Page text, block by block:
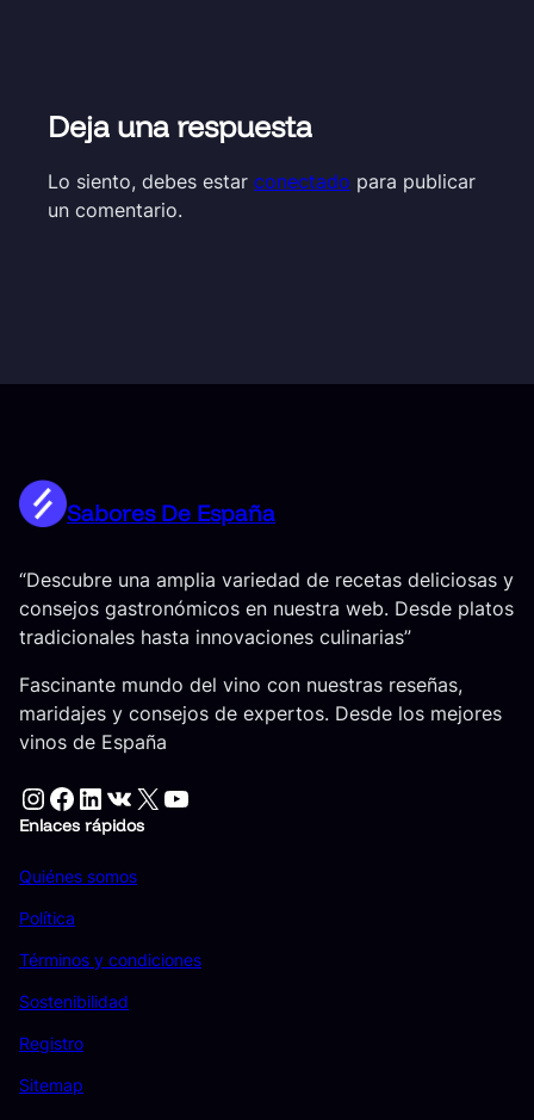
Deja una respuesta
Lo siento, debes estar conectado para publicar
un comentario.
Sabores De España
“Descubre una amplia variedad de recetas deliciosas y
consejos gastronómicos en nuestra web. Desde platos
tradicionales hasta innovaciones culinarias”
Fascinante mundo del vino con nuestras reseñas,
maridajes y consejos de expertos. Desde los mejores
vinos de España
Instagram Facebook LinkedIn VK X YouTube
Enlaces rápidos
Quiénes somos
Política
Términos y condiciones
Sostenibilidad
Registro
Sitemap